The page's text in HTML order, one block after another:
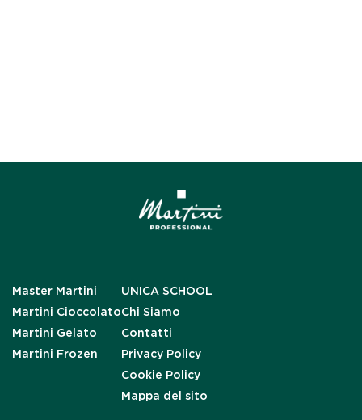
Master Martini
Martini Cioccolato
Martini Gelato
Martini Frozen
UNICA SCHOOL
Chi Siamo
Contatti
Privacy Policy
Cookie Policy
Mappa del sito